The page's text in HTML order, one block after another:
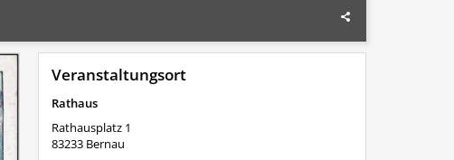
Veranstaltungsort
Rathaus
Rathausplatz 1
83233 Bernau